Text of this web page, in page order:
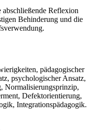
abschließende Reflexion
Behinderung und die
pädagogischer
psychologischer Ansatz,
Normalisierungsprinzip,
Defektorientierung,
Integrationspädagogik.